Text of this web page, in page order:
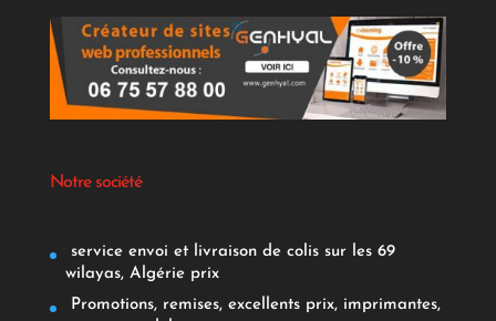
Notre société
service envoi et livraison de colis sur les 69
wilayas, Algérie prix
Promotions, remises, excellents prix, imprimantes,